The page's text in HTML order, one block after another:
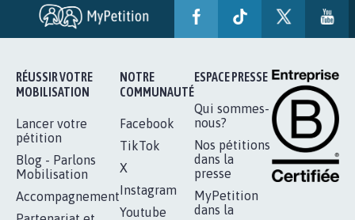
RÉUSSIR VOTRE
MOBILISATION
Lancer votre
pétition
Blog - Parlons
Mobilisation
Accompagnement
NOTRE
COMMUNAUTÉ
Facebook
TikTok
X
Instagram
Youtube
ESPACE PRESSE
Qui sommes-
nous?
Nos pétitions
dans la
presse
MyPetition
dans la